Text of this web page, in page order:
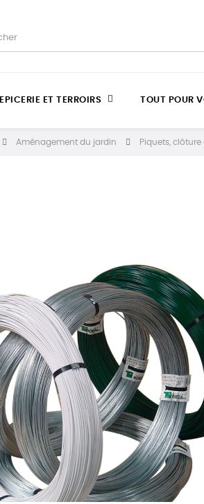
EPICERIE ET TERROIRS TOUT POUR
Aménagement du jardin Piquets,